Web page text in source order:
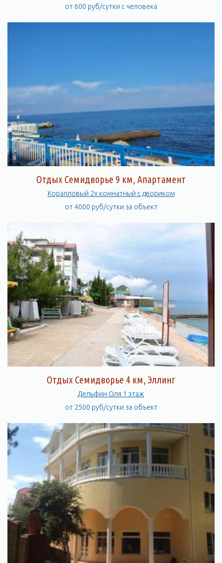
от 600 руб/сутки с человека
Отдых Семидворье 9 км, Апартамент
Коралловый 2х комнатный с двориком
от 4000 руб/сутки за объект
Отдых Семидворье 4 км, Эллинг
Дельфин Оля 1 этаж
от 2500 руб/сутки за объект